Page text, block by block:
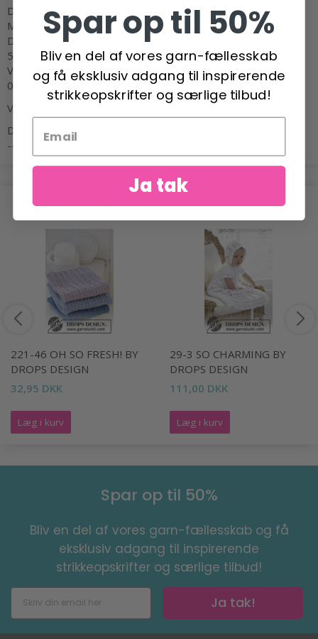
Diameter: Ca 5 cm
Materialer:
DROPS SAFRAN fra Garnstudio
50 g i ønsket farve.
Vi har brugt:
01 lys rosa, 13, koral, 31 pistacie og 52 mørk brun.
Vat til fyld.
DROPS HÆKLENÅL NR 3.
----------------------------------------------------------
POPULÆRE ALTERNATIVER
221-46 OH SO FRESH! BY
DROPS DESIGN
32,95 DKK
Læg i kurv
29-3 SO CHARMING BY
DROPS DESIGN
111,00 DKK
Læg i kurv
Spar op til 50%
Bliv en del af vores garn-fællesskab og få
eksklusiv adgang til inspirerende
strikkeopskrifter og særlige tilbud!
Ja tak!
Spar op til 50%
Bliv en del af vores garn-fællesskab
og få eksklusiv adgang til inspirerende
strikkeopskrifter og særlige tilbud!
Ja tak